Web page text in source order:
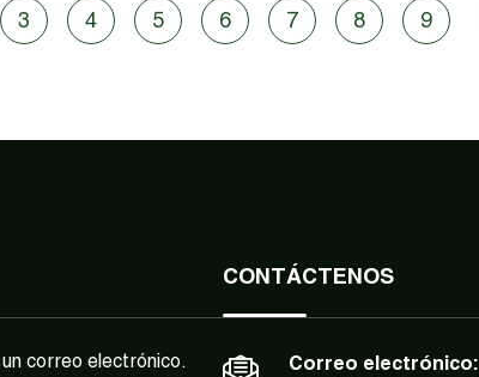
3 4 5 6 7 8 9
correo electrónico.
CONTÁCTENOS
Correo electrónico: